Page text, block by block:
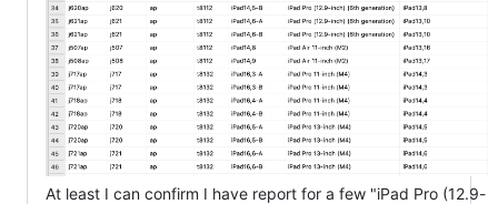
At least I can confirm I have report for a few "iPad Pro (12.9-